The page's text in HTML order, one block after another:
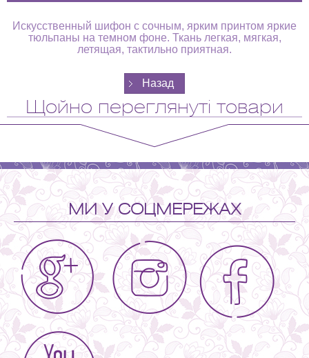
Искусственный шифон с сочным, ярким принтом яркие
тюльпаны на темном фоне. Ткань легкая, мягкая,
летящая, тактильно приятная.
Щойно переглянуті товари
МИ У СОЦМЕРЕЖАХ